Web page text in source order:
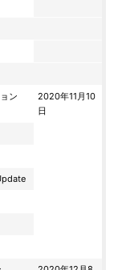
ン
2020年11月10
日